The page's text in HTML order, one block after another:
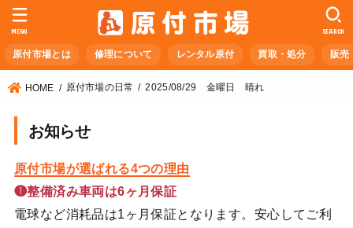
原付市場とは 修理について レンタル原付 買取・処分 販売
SEARCH
MENU
HOME 原付市場の日常 2025/08/29 金曜日 晴れ
お知らせ
原付市場が選ばれる4つの理由
❶整備済み車両は6ヶ月保証
電球など消耗品は1ヶ月保証となります。安心してご利